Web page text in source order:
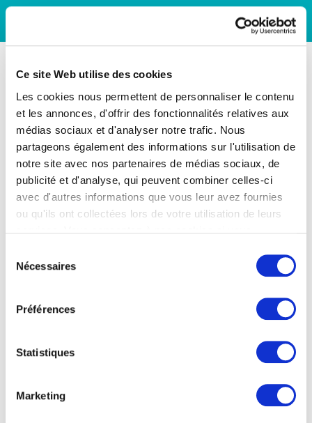
Ce site Web utilise des cookies
Les cookies nous permettent de personnaliser le contenu
et les annonces, d'offrir des fonctionnalités relatives aux
médias sociaux et d'analyser notre trafic. Nous
partageons également des informations sur l'utilisation de
notre site avec nos partenaires de médias sociaux, de
publicité et d'analyse, qui peuvent combiner celles-ci
avec d'autres informations que vous leur avez fournies
ou qu'ils ont collectées lors de votre utilisation de leurs
Nécessaires
Préférences
Statistiques
Marketing